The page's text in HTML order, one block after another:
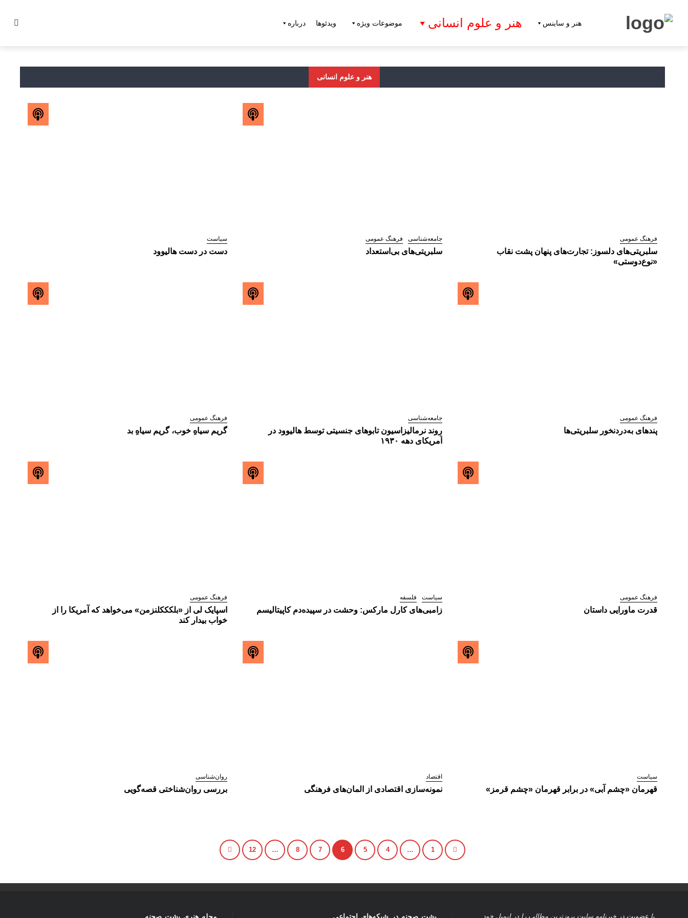
هنر و ساینس هنر و علوم انسانی موضوعات ویژه ویدئوها درباره
هنر و علوم انسانی
فرهنگ عمومی
سلبریتی‌های دلسوز: تجارت‌های پنهان پشت نقاب
«نوع‌دوستی»
جامعه‌شناسی فرهنگ عمومی
سلبریتی‌های بی‌استعداد
سیاست
دست در دست هالیوود
فرهنگ عمومی
پندهای به‌دردنخور سلبریتی‌ها
جامعه‌شناسی
روند نرمالیزاسیون تابو‌های جنسیتی توسط هالیوود در
آمریکای دهه ۱۹۳۰
فرهنگ عمومی
گریم سیاهِ خوب، گریم سیاهِ بد
فرهنگ عمومی
قدرت ماورایی داستان
سیاست فلسفه
زامبی‌های کارل مارکس: وحشت در سپیده‌دمِ کاپیتالیسم
فرهنگ عمومی
اسپایک لی از «بلکککلنزمن» می‌خواهد که آمریکا را از
خواب بیدار کند
سیاست
قهرمان «چشم آبی» در برابر قهرمان «چشم قرمز»
اقتصاد
نمونه‌سازی اقتصادی از المان‌های فرهنگی
روان‌شناسی
بررسی روان‌شناختی قصه‌گویی
1
…
4
5
6
7
8
…
12
با عضویت در خبرنامه سایت بروزترین مطالب را در ایمیل خود